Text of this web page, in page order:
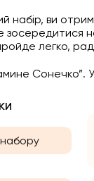
ви
зосередитися
легко,
Сонечко”.